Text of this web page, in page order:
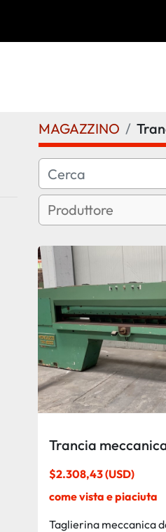
MAGAZZINO
Trancia
$2.308,43 (USD)
come vista e piaciuta
Taglierina meccanica